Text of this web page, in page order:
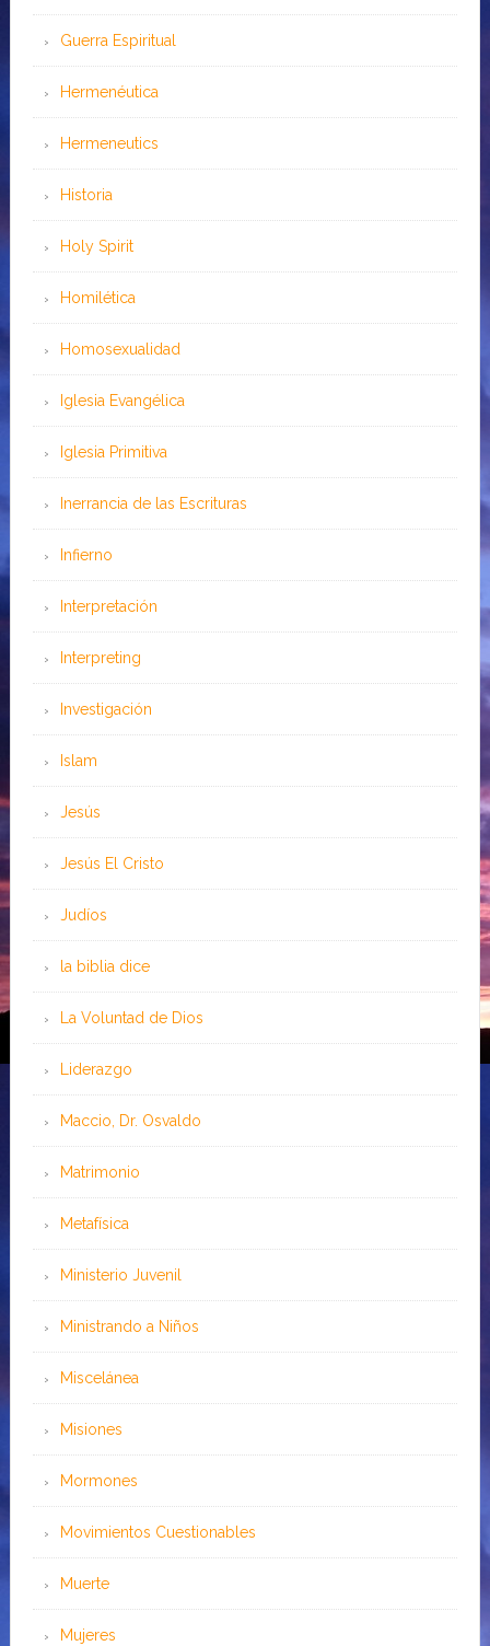
Guerra Espiritual
Hermenéutica
Hermeneutics
Historia
Holy Spirit
Homilética
Homosexualidad
Iglesia Evangélica
Iglesia Primitiva
Inerrancia de las Escrituras
Infierno
Interpretación
Interpreting
Investigación
Islam
Jesús
Jesús El Cristo
Judíos
la biblia dice
La Voluntad de Dios
Liderazgo
Maccio, Dr. Osvaldo
Matrimonio
Metafísica
Ministerio Juvenil
Ministrando a Niños
Miscelánea
Misiones
Mormones
Movimientos Cuestionables
Muerte
Mujeres